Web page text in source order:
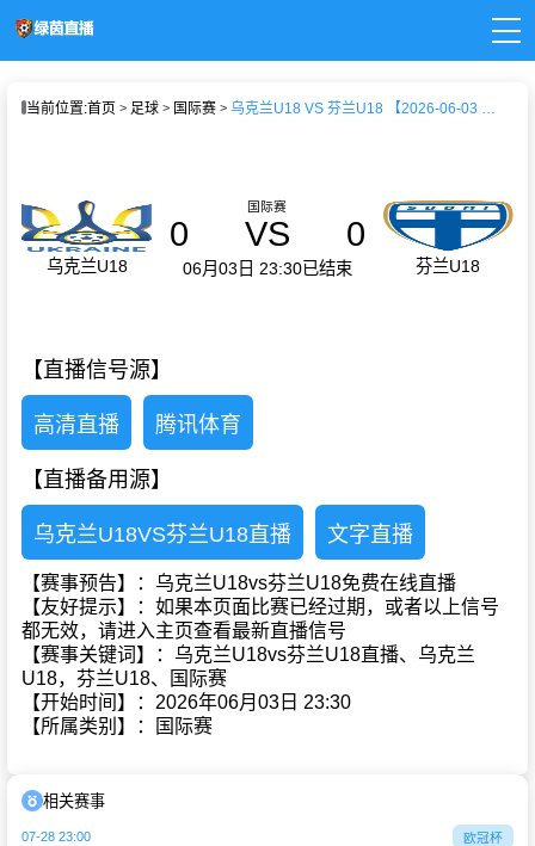
像
当前位置:首页 足球 国际赛 乌克兰U18 VS 芬兰U18 【2026-06-03 23:30:00】
乌克兰U18
国际赛
0 VS 0
06月03日 23:30已结束 芬兰U18
【直播信号源】
高清直播 腾讯体育
【直播备用源】
乌克兰U18VS芬兰U18直播 文字直播
【赛事预告】：乌克兰U18vs芬兰U18免费在线直播
【友好提示】：如果本页面比赛已经过期，或者以上信号
都无效，请进入主页查看最新直播信号
【赛事关键词】：乌克兰U18vs芬兰U18直播、乌克兰
U18，芬兰U18、国际赛
【开始时间】：2026年06月03日 23:30
【所属类别】：国际赛
相关赛事
07-28 23:00 欧冠杯